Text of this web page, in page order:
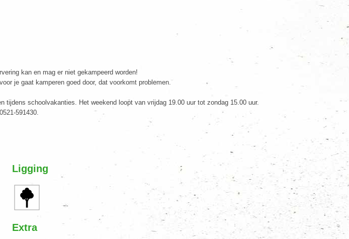
kan en mag er niet gekampeerd worden!
je gaat kamperen goed door, dat voorkomt problemen.
schoolvakanties. Het weekend loopt van vrijdag 19.00 uur tot zondag 15.00 uur.
591430.
Ligging
Extra